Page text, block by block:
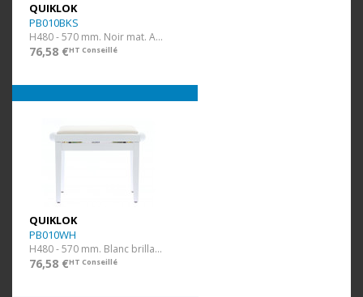
QUIKLOK
PB010BKS
H480 - 570 mm. Noir mat. Assise Velour.
76,58 €HT Conseillé
QUIKLOK
PB010WH
H480 - 570 mm. Blanc brillant. Assise Velour.
76,58 €HT Conseillé